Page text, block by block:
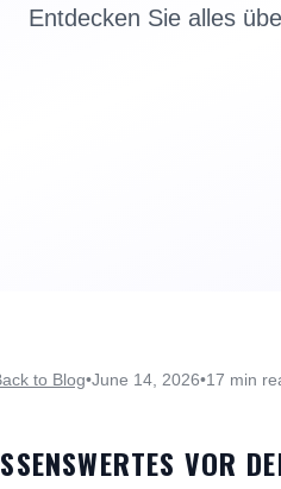
Entdecken Sie alles
to Blog•June 14, 2026•17 min
VOR